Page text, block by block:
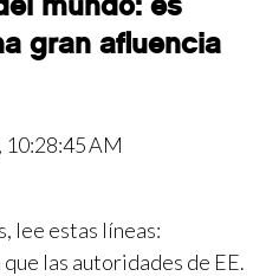
gran afluencia
10:28:45 AM
lee estas líneas:
las autoridades de EE.